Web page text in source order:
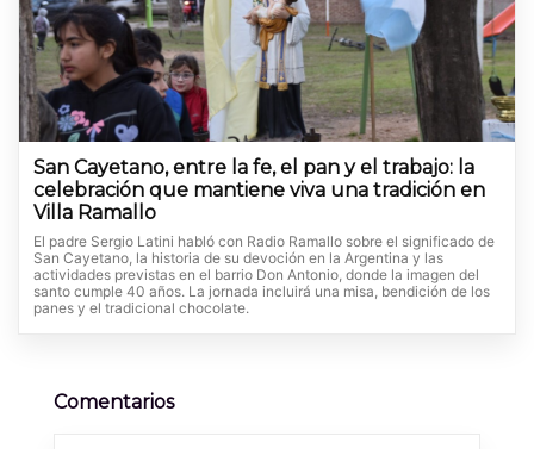
San Cayetano, entre la fe, el pan y el trabajo: la
celebración que mantiene viva una tradición en
Villa Ramallo
El padre Sergio Latini habló con Radio Ramallo sobre el significado de
San Cayetano, la historia de su devoción en la Argentina y las
actividades previstas en el barrio Don Antonio, donde la imagen del
santo cumple 40 años. La jornada incluirá una misa, bendición de los
panes y el tradicional chocolate.
Comentarios